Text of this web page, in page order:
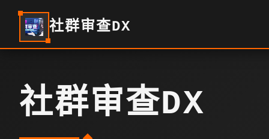
社群审查DX
社群审查DX